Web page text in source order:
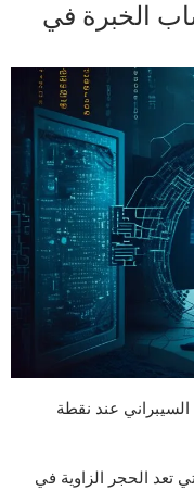
الخبرة في
عند نقطة
تعد الحجر الزاوية في